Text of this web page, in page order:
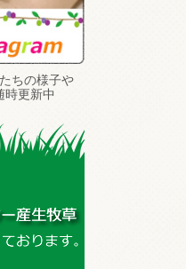
ちの様子や
時更新中